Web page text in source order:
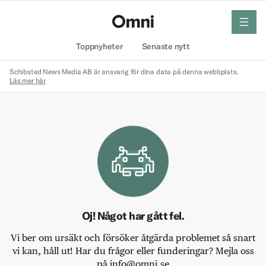
Toppnyheter Senaste nytt
meny
Schibsted News Media AB är ansvarig för dina data på denna webbplats.
Läs mer här
Oj! Något har gått fel.
Vi ber om ursäkt och försöker åtgärda problemet så snart
vi kan, håll ut! Har du frågor eller funderingar? Mejla oss